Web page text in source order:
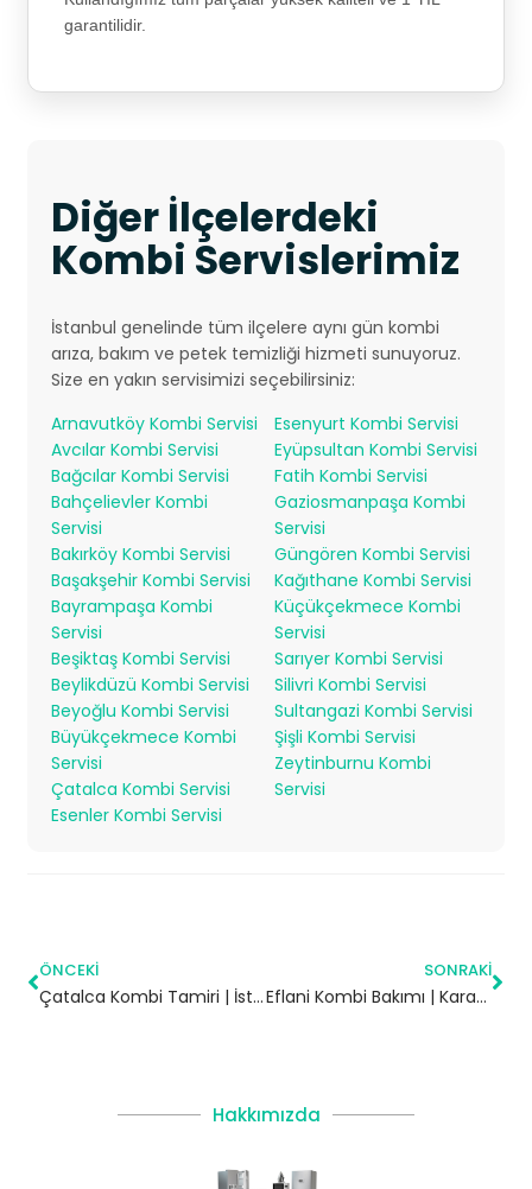
garantilidir.
Diğer İlçelerdeki
Kombi Servislerimiz
İstanbul genelinde tüm ilçelere aynı gün kombi
arıza, bakım ve petek temizliği hizmeti sunuyoruz.
Size en yakın servisimizi seçebilirsiniz:
Arnavutköy Kombi Servisi
Avcılar Kombi Servisi
Bağcılar Kombi Servisi
Bahçelievler Kombi
Servisi
Bakırköy Kombi Servisi
Başakşehir Kombi Servisi
Bayrampaşa Kombi
Servisi
Beşiktaş Kombi Servisi
Beylikdüzü Kombi Servisi
Beyoğlu Kombi Servisi
Büyükçekmece Kombi
Servisi
Çatalca Kombi Servisi
Esenler Kombi Servisi
Esenyurt Kombi Servisi
Eyüpsultan Kombi Servisi
Fatih Kombi Servisi
Gaziosmanpaşa Kombi
Servisi
Güngören Kombi Servisi
Kağıthane Kombi Servisi
Küçükçekmece Kombi
Servisi
Sarıyer Kombi Servisi
Silivri Kombi Servisi
Sultangazi Kombi Servisi
Şişli Kombi Servisi
Zeytinburnu Kombi
Servisi
ÖNCEKI
Çatalca Kombi Tamiri | İstanbul
SONRAKI
Eflani Kombi Bakımı | Karabük
Hakkımızda